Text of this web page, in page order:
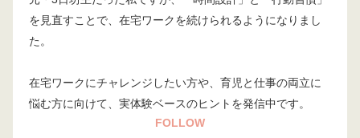
を見直すことで、在宅ワークを続けられるようになりまし
た。
在宅ワークにチャレンジしたい方や、育児と仕事の両立に
悩む方に向けて、実体験ベースのヒントを発信中です。
FOLLOW